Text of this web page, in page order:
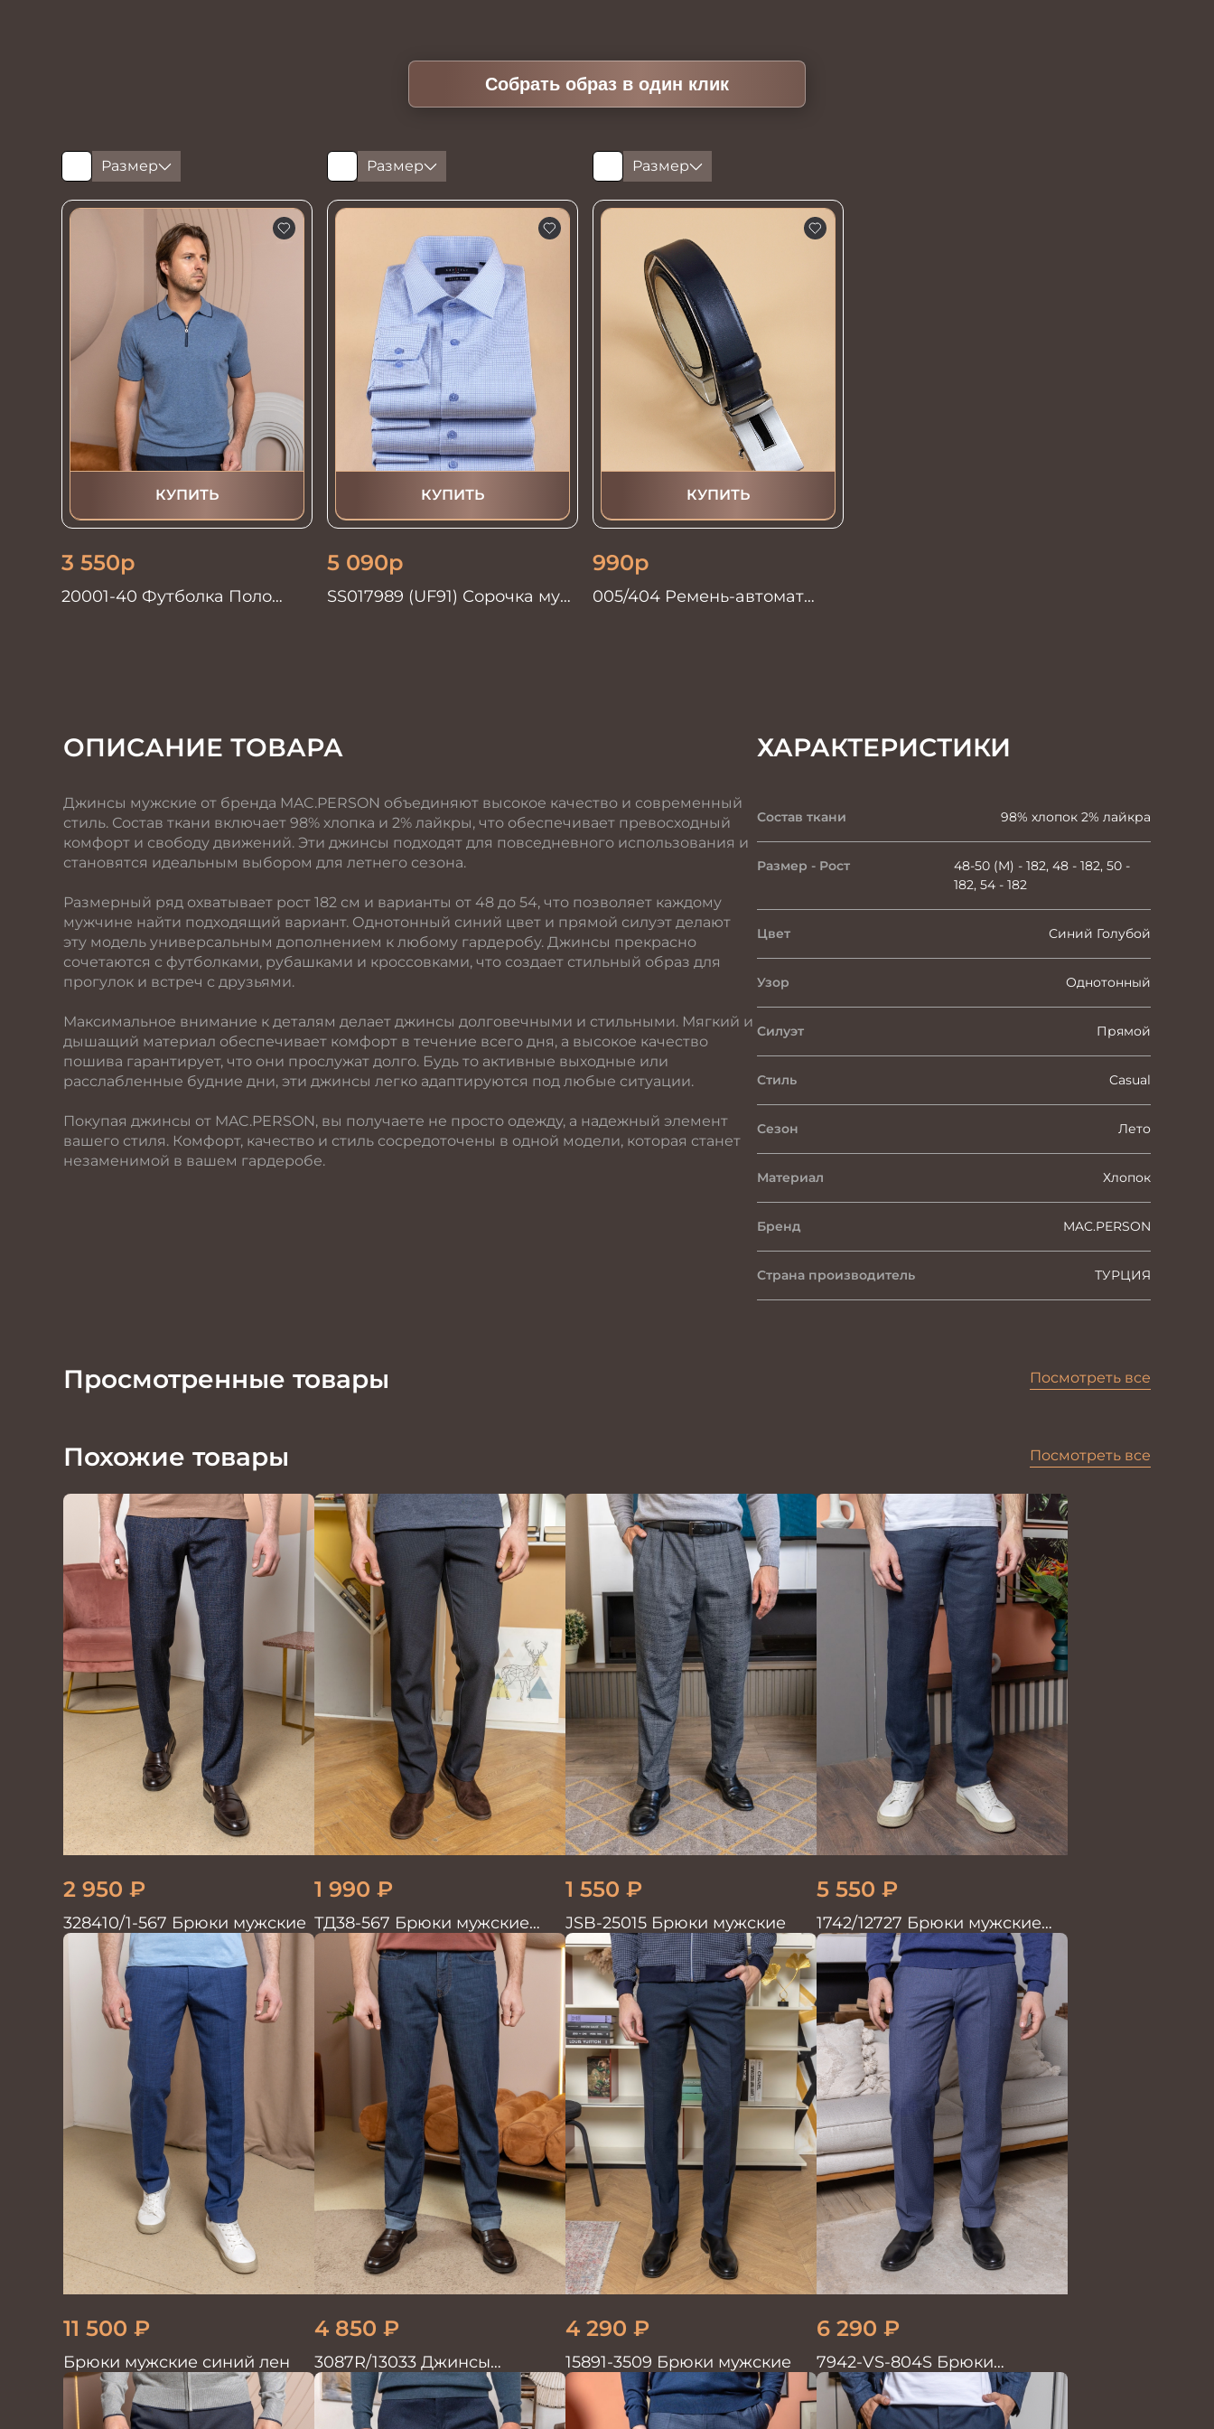
Собрать образ в один клик
Размер
КУПИТЬ
3 550р
20001-40 Футболка Поло
Размер
КУПИТЬ
5 090р
SS017989 (UF91) Сорочка муж.
Размер
КУПИТЬ
990р
005/404 Ремень-автомат
ОПИСАНИЕ ТОВАРА
Джинсы мужские от бренда MAC.PERSON объединяют высокое качество и современный
стиль. Состав ткани включает 98% хлопка и 2% лайкры, что обеспечивает превосходный
комфорт и свободу движений. Эти джинсы подходят для повседневного использования и
становятся идеальным выбором для летнего сезона.
Размерный ряд охватывает рост 182 см и варианты от 48 до 54, что позволяет каждому
мужчине найти подходящий вариант. Однотонный синий цвет и прямой силуэт делают
эту модель универсальным дополнением к любому гардеробу. Джинсы прекрасно
сочетаются с футболками, рубашками и кроссовками, что создает стильный образ для
прогулок и встреч с друзьями.
Максимальное внимание к деталям делает джинсы долговечными и стильными. Мягкий и
дышащий материал обеспечивает комфорт в течение всего дня, а высокое качество
пошива гарантирует, что они прослужат долго. Будь то активные выходные или
расслабленные будние дни, эти джинсы легко адаптируются под любые ситуации.
Покупая джинсы от MAC.PERSON, вы получаете не просто одежду, а надежный элемент
вашего стиля. Комфорт, качество и стиль сосредоточены в одной модели, которая станет
незаменимой в вашем гардеробе.
ХАРАКТЕРИСТИКИ
Состав ткани 98% хлопок 2% лайкра
Размер - Рост
48-50 (M) - 182, 48 - 182, 50 -
182, 54 - 182
Цвет Синий Голубой
Узор Однотонный
Силуэт Прямой
Стиль Casual
Сезон Лето
Материал Хлопок
Бренд MAC.PERSON
Страна производитель ТУРЦИЯ
Просмотренные товары Посмотреть все
Похожие товары Посмотреть все
2 950 ₽
328410/1-567 Брюки мужские
1 990 ₽
ТД38-567 Брюки мужские
трикотажные
1 550 ₽
JSB-25015 Брюки мужские
5 550 ₽
1742/12727 Брюки мужские
100%лён син
11 500 ₽
Брюки мужские синий лен
4 850 ₽
3087R/13033 Джинсы
мужские
4 290 ₽
15891-3509 Брюки мужские
6 290 ₽
7942-VS-804S Брюки
мужские